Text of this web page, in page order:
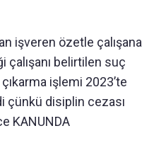
işveren özetle çalışana
belirtilen suç
işlemi 2023’te
çünkü disiplin cezası
KANUNDA